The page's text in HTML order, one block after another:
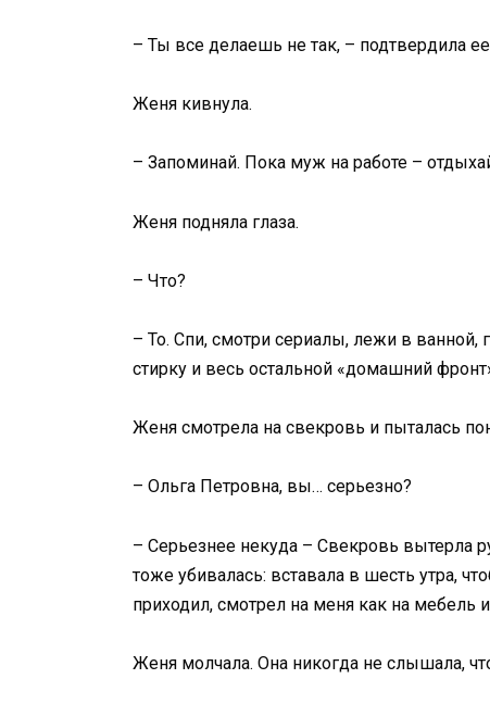
– Ты все делаешь не так, – подтвердила
Женя кивнула.
– Запоминай. Пока муж на работе –
Женя подняла глаза.
– Что?
– То. Спи, смотри сериалы, лежи в ванной,
стирку и весь остальной «домашний
Женя смотрела на свекровь и пыталась
– Ольга Петровна, вы… серьезно?
– Серьезнее некуда – Свекровь вытерла
тоже убивалась: вставала в шесть утра,
приходил, смотрел на меня как на мебель
Женя молчала. Она никогда не слышала,